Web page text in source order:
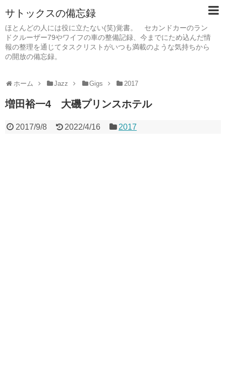
サトックスの備忘録
ほとんどの人には役に立たない(笑)覚書。 セカンドカーのラン
ドクルーザー79やワイフの車の整備記録、今までにため込んだ情
報の整理を通じてタスクリストがいつも満載のような気持ちから
の開放の備忘録。
ホーム Jazz Gigs 2017
増田裕一4 大磯プリンスホテル
2017/9/8 2022/4/16 2017